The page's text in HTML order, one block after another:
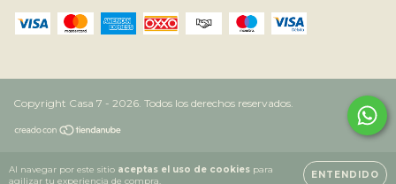
Al navegar por este sitio aceptas el uso de cookies para
agilizar tu experiencia de compra.
ENTENDIDO
Copyright Casa 7 - 2026. Todos los derechos reservados.